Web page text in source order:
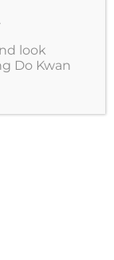
look
Do Kwan